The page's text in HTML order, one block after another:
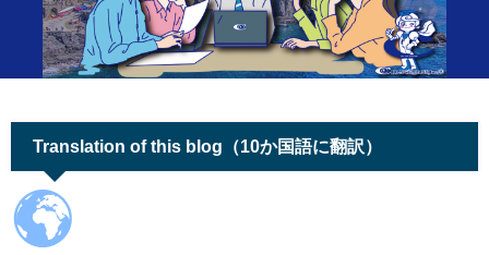
Translation of this blog（10か国語に翻訳）